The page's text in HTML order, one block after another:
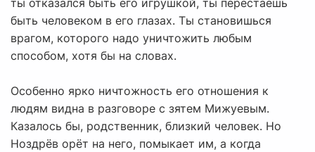
ты отказался быть его игрушкой, ты перестаёшь
быть человеком в его глазах. Ты становишься
врагом, которого надо уничтожить любым
способом, хотя бы на словах.
Особенно ярко ничтожность его отношения к
людям видна в разговоре с зятем Мижуевым.
Казалось бы, родственник, близкий человек. Но
Ноздрёв орёт на него, помыкает им, а когда